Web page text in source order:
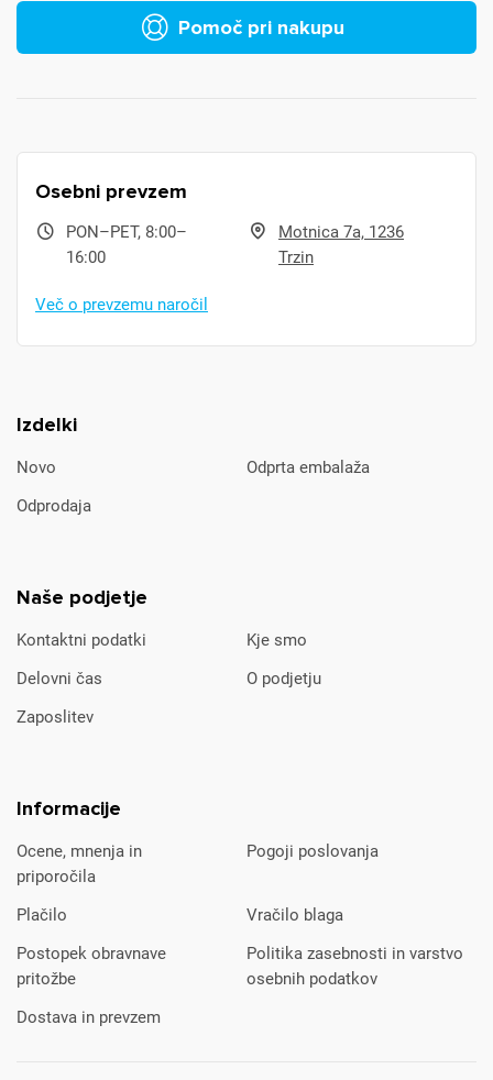
Pomoč pri nakupu
Izdelki
Novo
Odprta embalaža
Odprodaja
Naše podjetje
Kontaktni podatki
Kje smo
Delovni čas
O podjetju
Zaposlitev
Informacije
Ocene, mnenja in
priporočila
Pogoji poslovanja
Plačilo
Vračilo blaga
Postopek obravnave
pritožbe
Politika zasebnosti in varstvo
osebnih podatkov
Dostava in prevzem
Osebni prevzem
PON–PET, 8:00–
16:00
Motnica 7a, 1236
Trzin
Več o prevzemu naročil